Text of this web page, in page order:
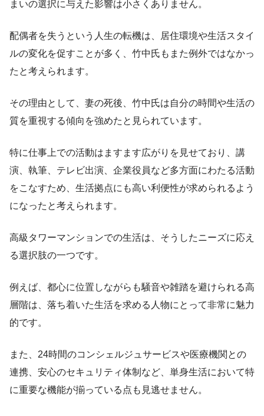
まいの選択に与えた影響は小さくありません。
配偶者を失うという人生の転機は、居住環境や生活スタイ
ルの変化を促すことが多く、竹中氏もまた例外ではなかっ
たと考えられます。
その理由として、妻の死後、竹中氏は自分の時間や生活の
質を重視する傾向を強めたと見られています。
特に仕事上での活動はますます広がりを見せており、講
演、執筆、テレビ出演、企業役員など多方面にわたる活動
をこなすため、生活拠点にも高い利便性が求められるよう
になったと考えられます。
高級タワーマンションでの生活は、そうしたニーズに応え
る選択肢の一つです。
例えば、都心に位置しながらも騒音や雑踏を避けられる高
層階は、落ち着いた生活を求める人物にとって非常に魅力
的です。
また、24時間のコンシェルジュサービスや医療機関との
連携、安心のセキュリティ体制など、単身生活において特
に重要な機能が揃っている点も見逃せません。